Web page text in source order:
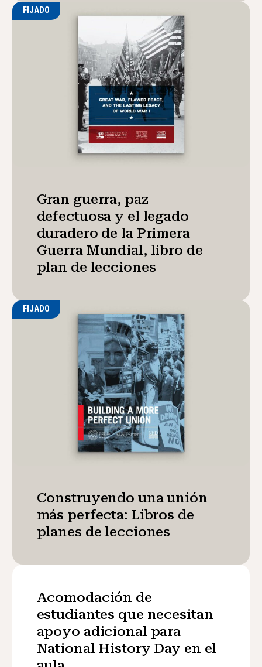
FIJADO
Gran guerra, paz
defectuosa y el legado
duradero de la Primera
Guerra Mundial, libro de
plan de lecciones
FIJADO
Construyendo una unión
más perfecta: Libros de
planes de lecciones
Acomodación de
estudiantes que necesitan
apoyo adicional para
National History Day en el